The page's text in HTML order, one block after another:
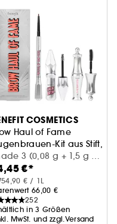
COSMETICS
Haul of Fame
Kit aus Stift,
3 (0,08 g + 1,5 g +
ml) €*
€ / 1L
66,00 €
252
in 3 Größen
MwSt. und zzgl.Versand